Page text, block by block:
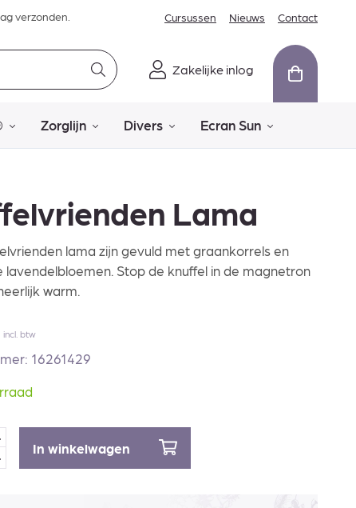
verzonden. Cursussen Nieuws Contact
Zakelijke inlog
Zorglijn Divers Ecran Sun
Lama
lama zijn gevuld met graankorrels en
Stop de knuffel in de magnetron
warm.
incl. btw
16261429
In winkelwagen